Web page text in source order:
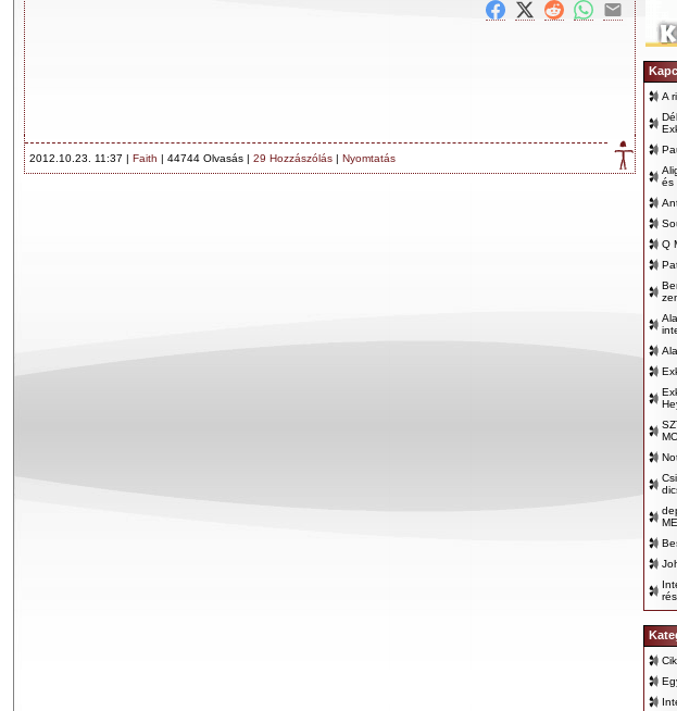
2012.10.23. 11:37 | Faith | 44744 Olvasás | 29 Hozzászólás | Nyomtatás
A
és
Q